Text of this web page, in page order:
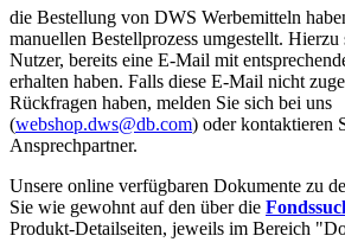
die Bestellung von DWS Werbemitteln
manuellen Bestellprozess umgestellt.
Nutzer, bereits eine E-Mail mit
erhalten haben. Falls diese E-Mail nicht
Rückfragen haben, melden Sie sich bei uns
(webshop.dws@db.com) oder kontaktieren
Ansprechpartner.
Unsere online verfügbaren Dokumente zu
Sie wie gewohnt auf den über die
Produkt-Detailseiten, jeweils im Bereich